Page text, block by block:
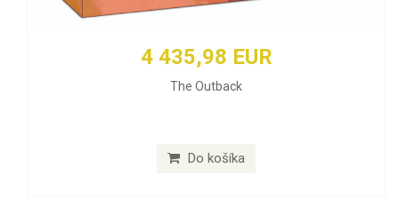
4 435,98 EUR
The Outback
Do košíka